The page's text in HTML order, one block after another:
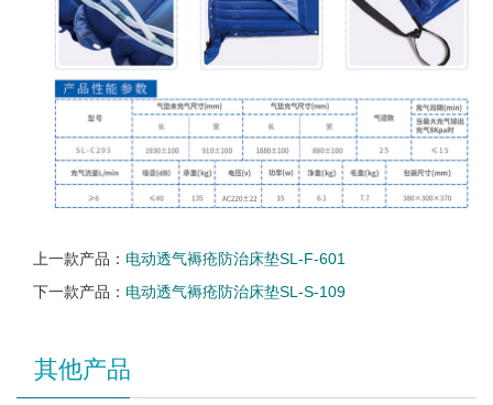
上一款产品： 电动透气褥疮防治床垫SL-F-601
下一款产品： 电动透气褥疮防治床垫SL-S-109
其他产品